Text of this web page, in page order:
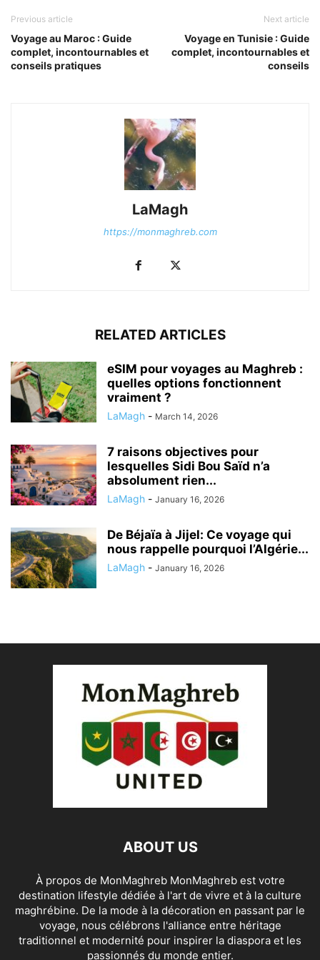
Previous article
Voyage au Maroc : Guide
complet, incontournables et
conseils pratiques
Next article
Voyage en Tunisie : Guide
complet, incontournables et
conseils
LaMagh
https://monmaghreb.com
RELATED ARTICLES
eSIM pour voyages au Maghreb :
quelles options fonctionnent
vraiment ?
LaMagh - March 14, 2026
7 raisons objectives pour
lesquelles Sidi Bou Saïd n’a
absolument rien...
LaMagh - January 16, 2026
De Béjaïa à Jijel: Ce voyage qui
nous rappelle pourquoi l’Algérie...
LaMagh - January 16, 2026
ABOUT US
À propos de MonMaghreb MonMaghreb est votre
destination lifestyle dédiée à l'art de vivre et à la culture
maghrébine. De la mode à la décoration en passant par le
voyage, nous célébrons l'alliance entre héritage
traditionnel et modernité pour inspirer la diaspora et les
passionnés du monde entier.